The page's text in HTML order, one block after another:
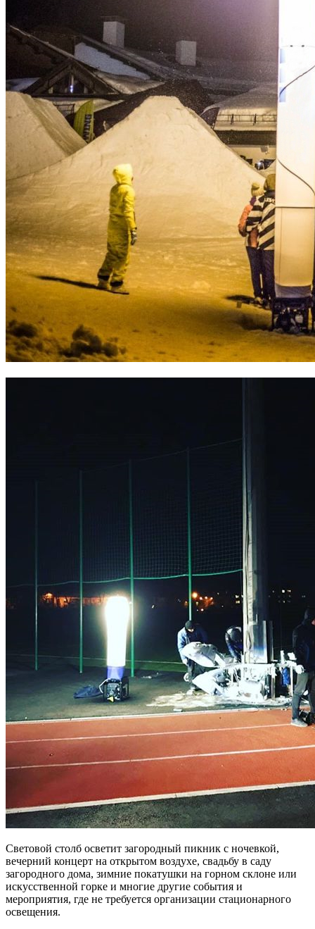
Световой столб осветит загородный пикник с ночевкой,
вечерний концерт на открытом воздухе, свадьбу в саду
загородного дома, зимние покатушки на горном склоне или
искусственной горке и многие другие события и
мероприятия, где не требуется организации стационарного
освещения.